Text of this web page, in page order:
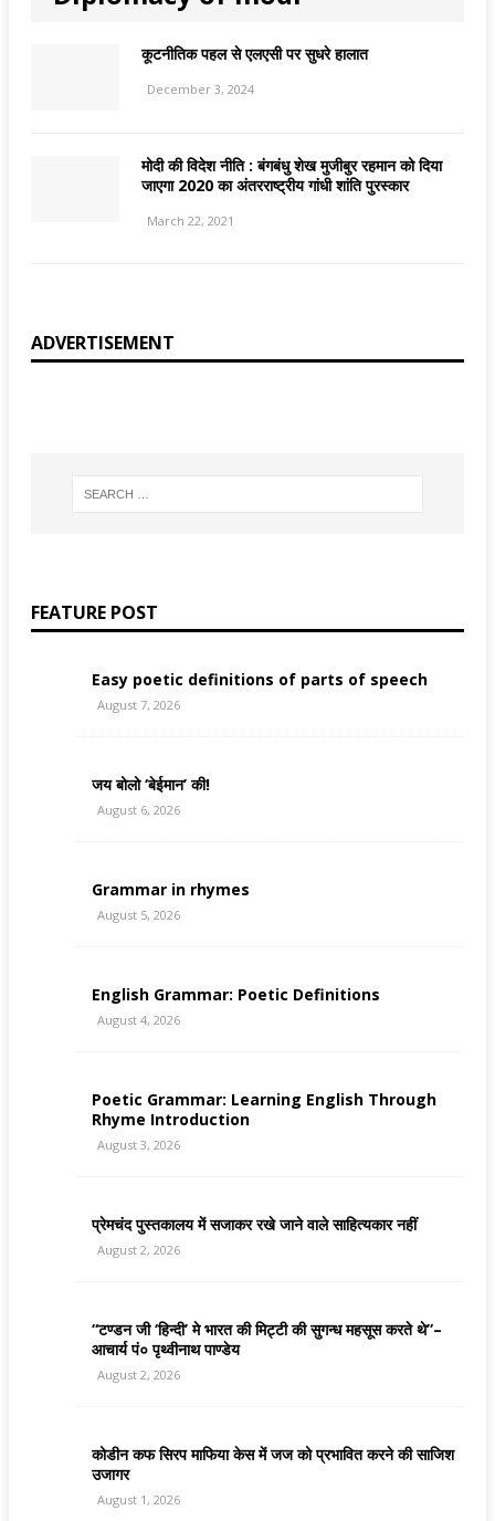
कूटनीतिक पहल से एलएसी पर सुधरे हालात
December 3, 2024
मोदी की विदेश नीति : बंगबंधु शेख मुजीबुर रहमान को दिया
जाएगा 2020 का अंतरराष्‍ट्रीय गांधी शांति पुरस्‍कार
March 22, 2021
ADVERTISEMENT
FEATURE POST
Easy poetic definitions of parts of speech
August 7, 2026
जय बोलो ‘बेईमान’ की!
August 6, 2026
Grammar in rhymes
August 5, 2026
English Grammar: Poetic Definitions
August 4, 2026
Poetic Grammar: Learning English Through
Rhyme Introduction
August 3, 2026
प्रेमचंद पुस्तकालय में सजाकर रखे जाने वाले साहित्यकार नहीं
August 2, 2026
“टण्डन जी ‘हिन्दी’ मे भारत की मिट्टी की सुगन्ध महसूस करते थे”–
आचार्य पं० पृथ्वीनाथ पाण्डेय
August 2, 2026
कोडीन कफ सिरप माफिया केस में जज को प्रभावित करने की साजिश
उजागर
August 1, 2026